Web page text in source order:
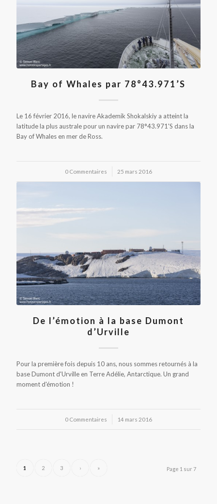
Bay of Whales par 78°43.971’S
Le 16 février 2016, le navire Akademik Shokalskiy a atteint la
latitude la plus australe pour un navire par 78°43.971'S dans la
Bay of Whales en mer de Ross.
0 Commentaires
/ 25 mars 2016
De l’émotion à la base Dumont
d’Urville
Pour la première fois depuis 10 ans, nous sommes retournés à la
base Dumont d'Urville en Terre Adélie, Antarctique. Un grand
moment d'émotion !
0 Commentaires
/ 14 mars 2016
Page 1 sur 7
1 2 3 › »